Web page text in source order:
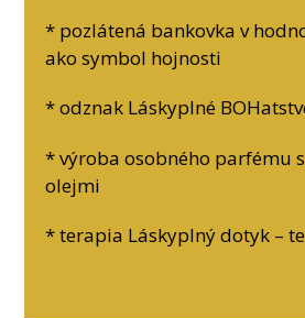
* pozlátená bankovka v
ako symbol hojnosti
* odznak Láskyplné
* výroba osobného parfému
olejmi
* terapia Láskyplný dotyk –